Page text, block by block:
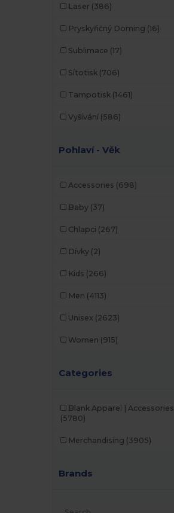
Laser (386)
Pryskyřičný Doming (16)
Sublimace (17)
Sítotisk (706)
Tampotisk (1461)
Vyšívání (586)
Pohlaví - Věk
Accessories (698)
Baby (37)
Chlapci (267)
Dívky (2)
Kids (266)
Men (4113)
Unisex (2623)
Women (915)
Categories
Blank Apparel | Accessories
(5780)
Merchandising (3905)
Brands